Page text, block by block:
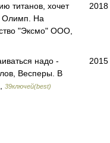
титанов, хочет
Олимп. На
"Эксмо" ООО,
2018
надо -
Весперы. В
39ключей(best)
2015